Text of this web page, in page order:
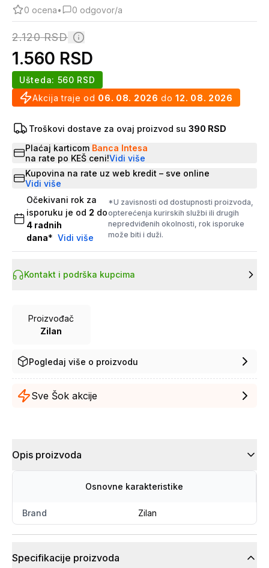
0 ocena• 0 odgovor/a
2.120RSD
1.560 RSD
Akcija traje od 06. 08. 2026 do 12. 08. 2026
Ušteda: 560 RSD
Troškovi dostave za ovaj proizvod su 390 RSD
Plaćaj karticom Banca Intesa
na rate po KEŠ ceni!Vidi više
Kupovina na rate uz web kredit – sve online
Vidi više
Očekivani rok za
isporuku je od 2 do
4 radnih
dana* Vidi više
*U zavisnosti od dostupnosti proizvoda,
opterećenja kurirskih službi ili drugih
nepredviđenih okolnosti, rok isporuke
može biti i duži.
Kontakt i podrška kupcima
Proizvođač
Zilan
Pogledaj više o proizvodu
Sve Šok akcije
Opis proizvoda
Osnovne karakteristike
Brand Zilan
Specifikacije proizvoda